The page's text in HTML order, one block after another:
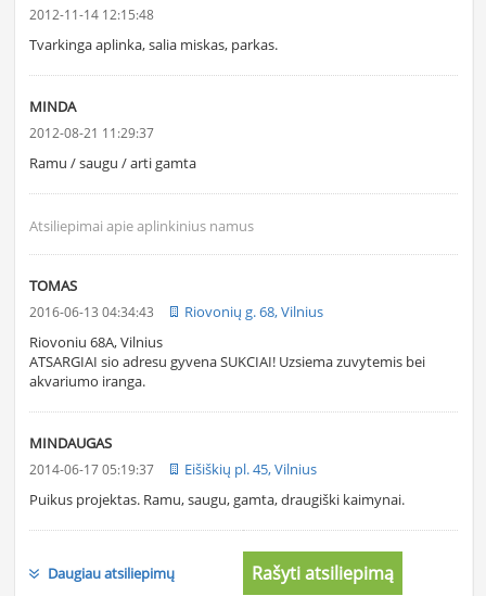
2012-11-14 12:15:48
Tvarkinga aplinka, salia miskas, parkas.
MINDA
2012-08-21 11:29:37
Ramu / saugu / arti gamta
Atsiliepimai apie aplinkinius namus
TOMAS
2016-06-13 04:34:43
Riovonių g. 68, Vilnius
Riovoniu 68A, Vilnius
ATSARGIAI sio adresu gyvena SUKCIAI! Uzsiema zuvytemis bei
akvariumo iranga.
MINDAUGAS
2014-06-17 05:19:37
Eišiškių pl. 45, Vilnius
Puikus projektas. Ramu, saugu, gamta, draugiški kaimynai.
Daugiau atsiliepimų Rašyti atsiliepimą